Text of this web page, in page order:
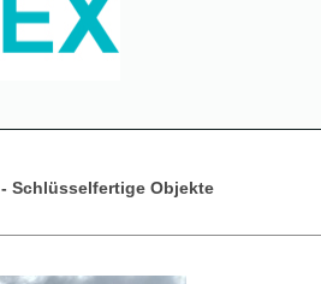
- Schlüsselfertige Objekte